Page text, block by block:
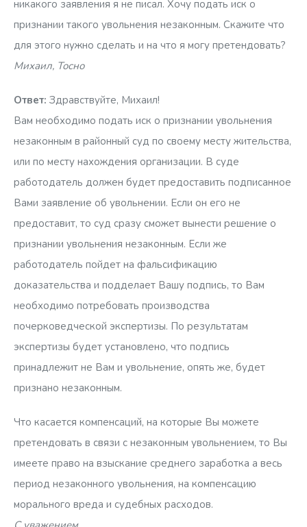
никакого заявления я не писал. Хочу подать иск о
признании такого увольнения незаконным. Скажите что
для этого нужно сделать и на что я могу претендовать?
Михаил, Тосно
Ответ: Здравствуйте, Михаил!
Вам необходимо подать иск о признании увольнения
незаконным в районный суд по своему месту жительства,
или по месту нахождения организации. В суде
работодатель должен будет предоставить подписанное
Вами заявление об увольнении. Если он его не
предоставит, то суд сразу сможет вынести решение о
признании увольнения незаконным. Если же
работодатель пойдет на фальсификацию
доказательства и подделает Вашу подпись, то Вам
необходимо потребовать производства
почерковедческой экспертизы. По результатам
экспертизы будет установлено, что подпись
принадлежит не Вам и увольнение, опять же, будет
признано незаконным.
Что касается компенсаций, на которые Вы можете
претендовать в связи с незаконным увольнением, то Вы
имеете право на взыскание среднего заработка а весь
период незаконного увольнения, на компенсацию
морального вреда и судебных расходов.